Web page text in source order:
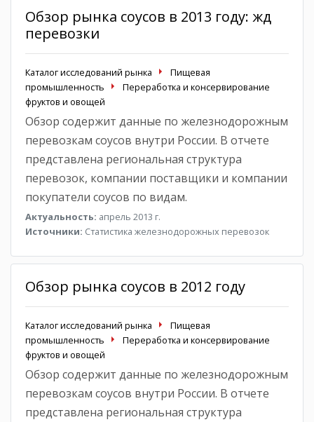
Обзор рынка соусов в 2013 году: жд
перевозки
Каталог исследований рынка
Пищевая
промышленность
Переработка и консервирование
фруктов и овощей
Обзор содержит данные по железнодорожным
перевозкам соусов внутри России. В отчете
представлена региональная структура
перевозок, компании поставщики и компании
покупатели соусов по видам.
Актуальность: апрель 2013 г.
Источники: Статистика железнодорожных перевозок
Обзор рынка соусов в 2012 году
Каталог исследований рынка
Пищевая
промышленность
Переработка и консервирование
фруктов и овощей
Обзор содержит данные по железнодорожным
перевозкам соусов внутри России. В отчете
представлена региональная структура